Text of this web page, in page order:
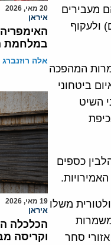
מעבירים
ולעקוף
המהפכה
ביטחוני
השיט
כספים
רגולטורית משלו
משמרות
סחר
20 מאי, 2026
איראן
במלחמת
אלה רוזנברג
19 מאי, 2026
איראן
הכלכלה
וקריסה